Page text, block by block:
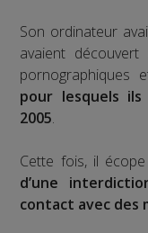
Son ordinateur
avaient
pornographiques
pour lesquels
2005.
Cette fois, il
d’une
contact avec des